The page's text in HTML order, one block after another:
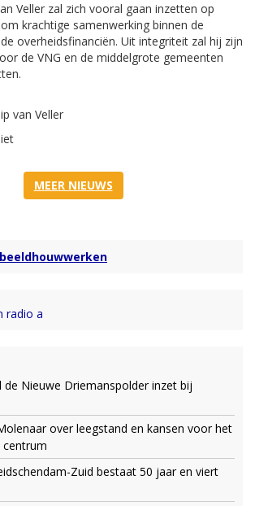
Veller zal zich vooral gaan inzetten op
krachtige samenwerking binnen de
overheidsfinanciën. Uit integriteit zal hij zijn
de VNG en de middelgrote gemeenten
van Veller
MEER NIEUWS
de Nieuwe Driemanspolder inzet bij
over leegstand en kansen voor het
centrum
Zuid bestaat 50 jaar en viert